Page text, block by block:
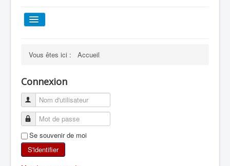
ESCALADE
ALPINISME
SKI DE RANDONNÉE
Vous êtes ici : Accueil
Connexion
Se souvenir de moi
S'identifier